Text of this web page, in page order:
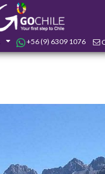
+56 (9) 6309 1076